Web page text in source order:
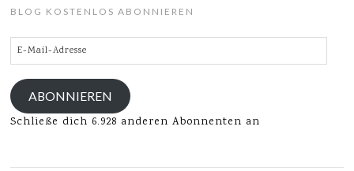
BLOG KOSTENLOS ABONNIEREN
E-
Mail-
Adresse
ABONNIEREN
Schließe dich 6.928 anderen Abonnenten an